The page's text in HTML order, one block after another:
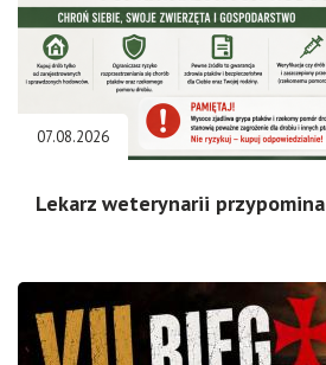
07.08.2026
Lekarz weterynarii przypomina